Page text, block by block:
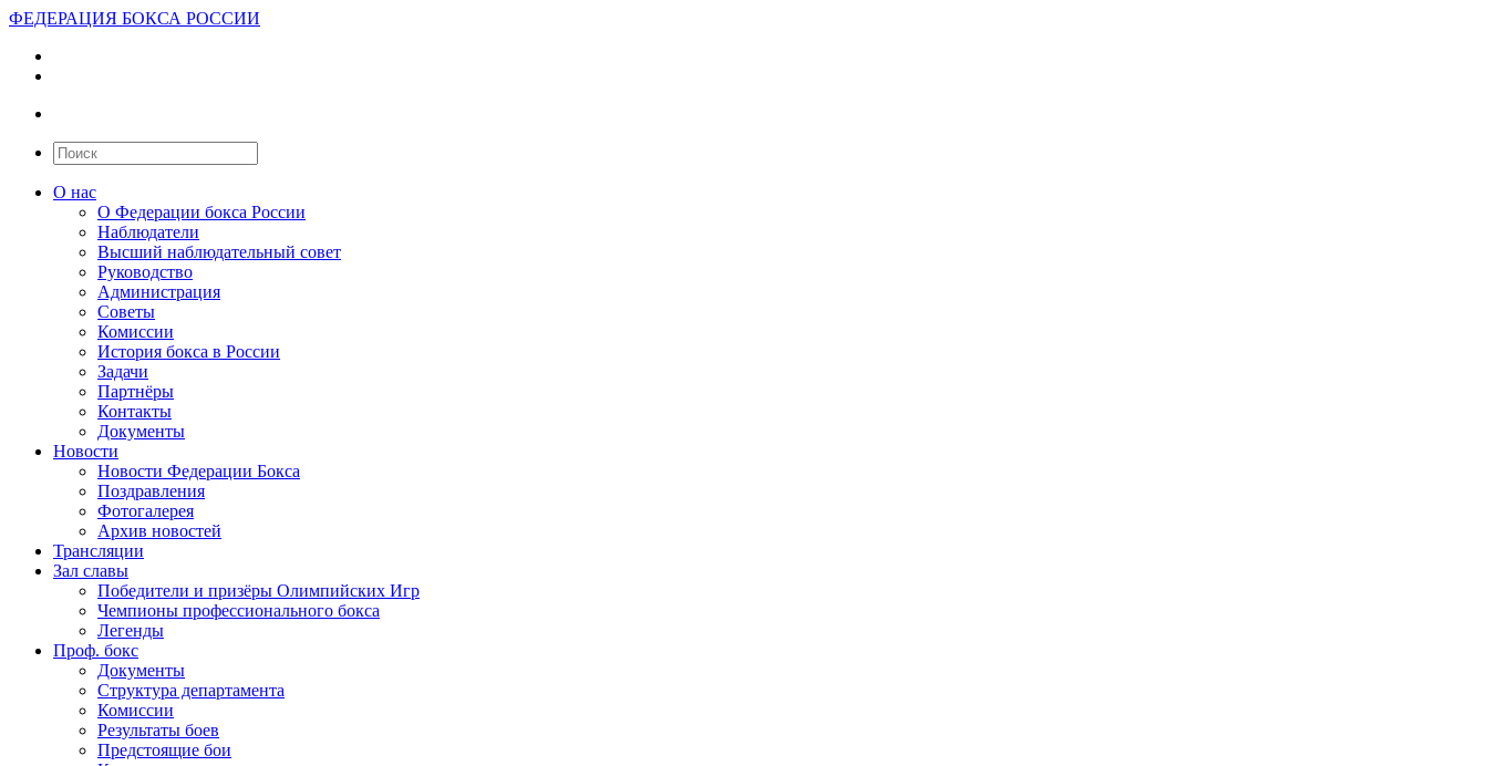
ФЕДЕРАЦИЯ БОКСА РОССИИ
О нас
О Федерации бокса России
Наблюдатели
Высший наблюдательный совет
Руководство
Администрация
Советы
Комиссии
История бокса в России
Задачи
Партнёры
Контакты
Документы
Новости
Новости Федерации Бокса
Поздравления
Фотогалерея
Архив новостей
Трансляции
Зал славы
Победители и призёры Олимпийских Игр
Чемпионы профессионального бокса
Легенды
Проф. бокс
Документы
Структура департамента
Комиссии
Результаты боев
Предстоящие бои